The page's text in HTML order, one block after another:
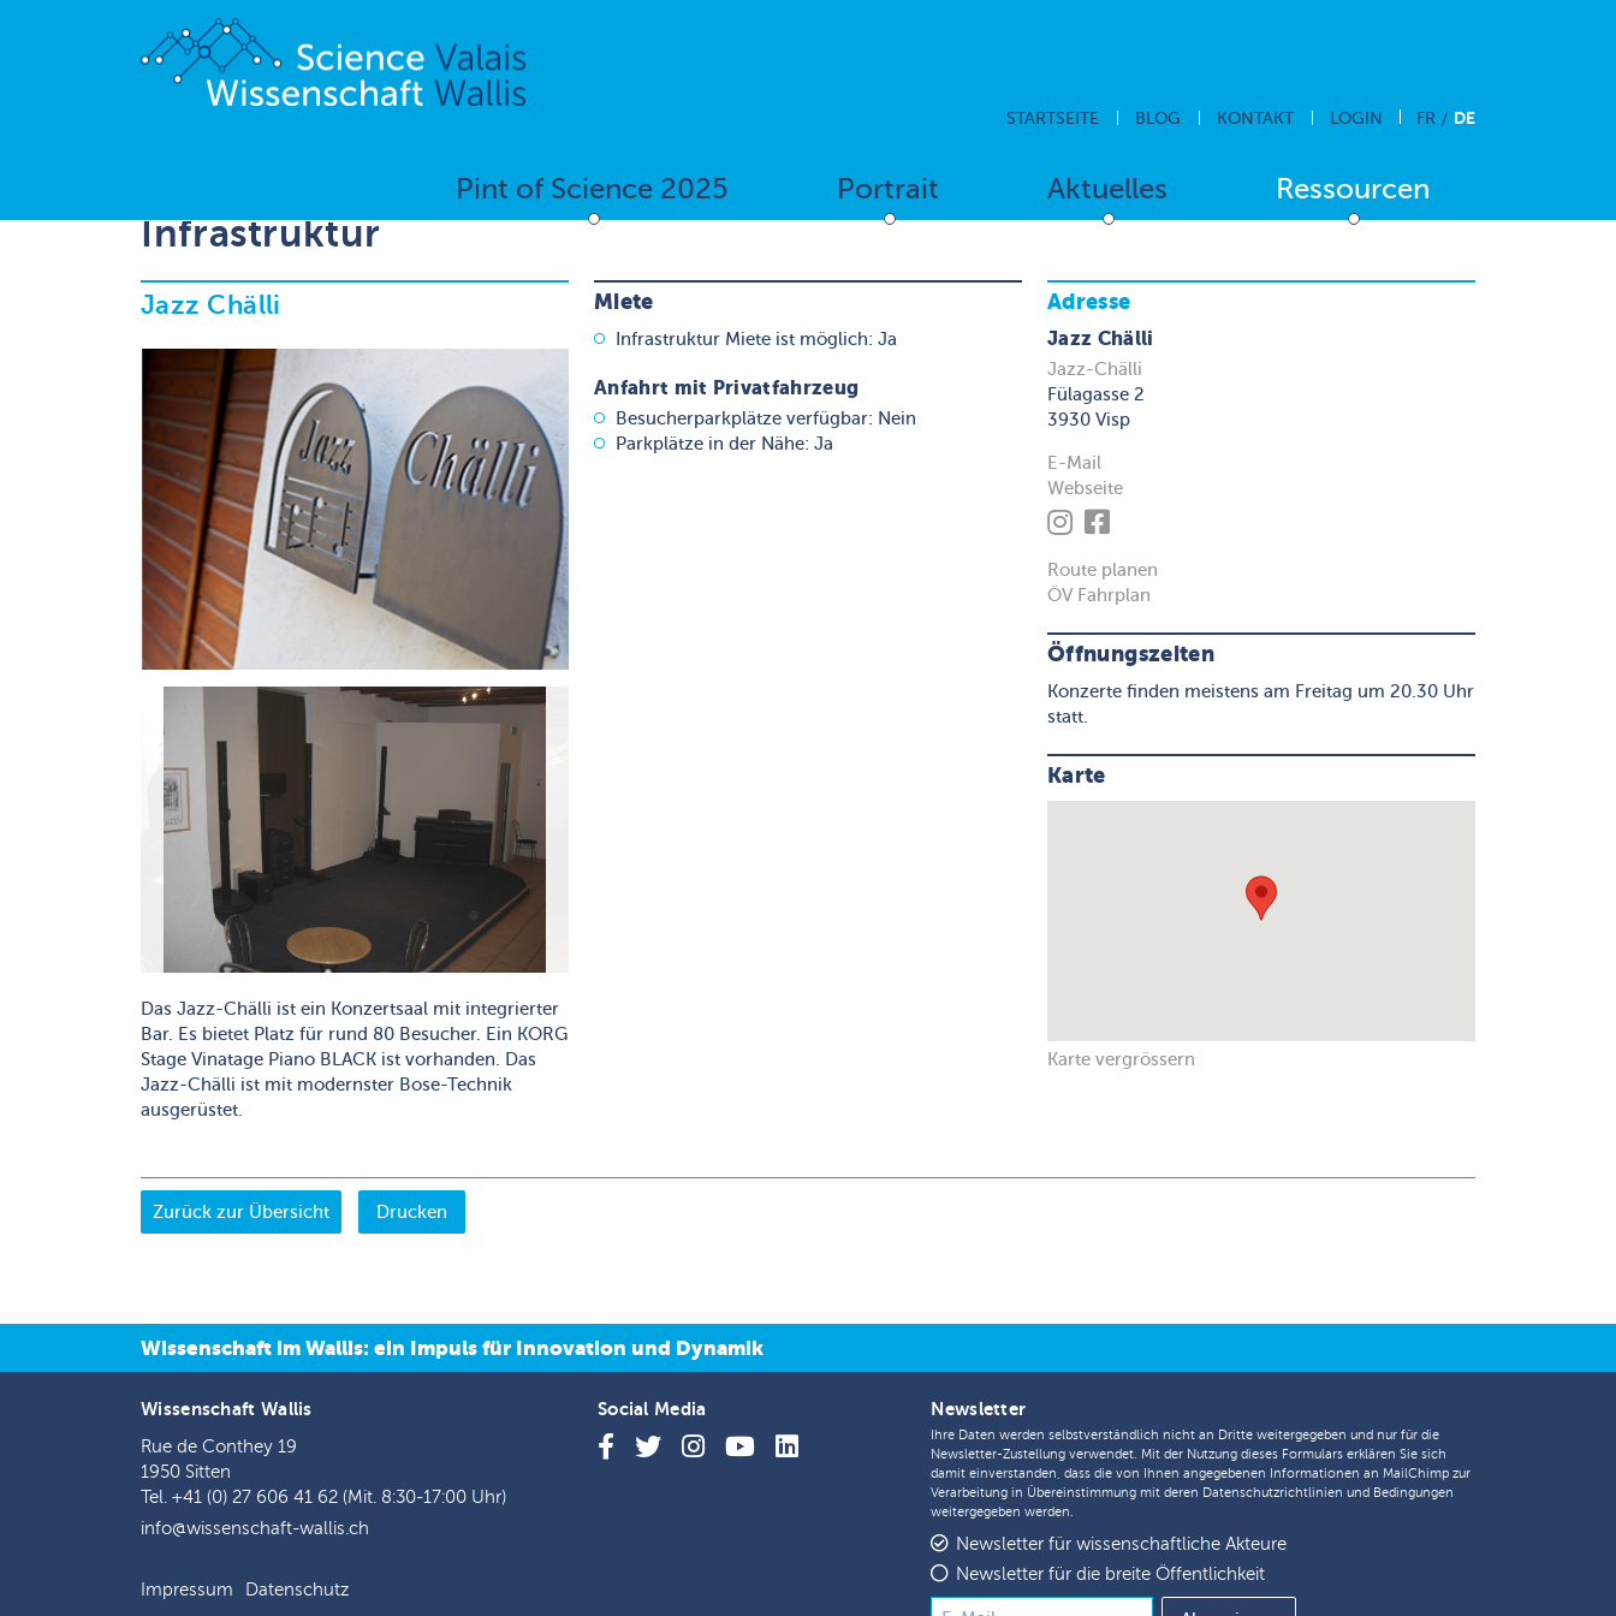
FR DE
LOGIN
STARTSEITE BLOG KONTAKT
Pint of Science 2025 Portrait Aktuelles Ressourcen
Infrastruktur
Jazz Chälli
Das Jazz-Chälli ist ein Konzertsaal mit integrierter
Bar. Es bietet Platz für rund 80 Besucher. Ein KORG
Stage Vinatage Piano BLACK ist vorhanden. Das
Jazz-Chälli ist mit modernster Bose-Technik
ausgerüstet.
Miete
Infrastruktur Miete ist möglich: Ja
Anfahrt mit Privatfahrzeug
Besucherparkplätze verfügbar: Nein
Parkplätze in der Nähe: Ja
Adresse
Jazz Chälli
Jazz-Chälli
Fülagasse 2
3930 Visp
E-Mail
Webseite
Route planen
ÖV Fahrplan
Öffnungszeiten
Konzerte finden meistens am Freitag um 20.30 Uhr
statt.
Karte
Karte vergrössern
Drucken
Wissenschaft im Wallis: ein Impuls für Innovation und Dynamik
Wissenschaft Wallis
Rue de Conthey 19
1950 Sitten
Tel. +41 (0) 27 606 41 62 (Mit. 8:30-17:00 Uhr)
info@wissenschaft-wallis.ch
Impressum Datenschutz
Social Media Newsletter
Ihre Daten werden selbstverständlich nicht an Dritte weitergegeben und nur für die
Newsletter-Zustellung verwendet. Mit der Nutzung dieses Formulars erklären Sie sich
damit einverstanden, dass die von Ihnen angegebenen Informationen an MailChimp zur
Verarbeitung in Übereinstimmung mit deren Datenschutzrichtlinien und Bedingungen
weitergegeben werden.
Newsletter für wissenschaftliche Akteure
Newsletter für die breite Öffentlichkeit